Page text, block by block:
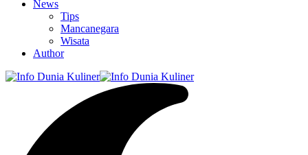
News
Tips
Mancanegara
Wisata
Author